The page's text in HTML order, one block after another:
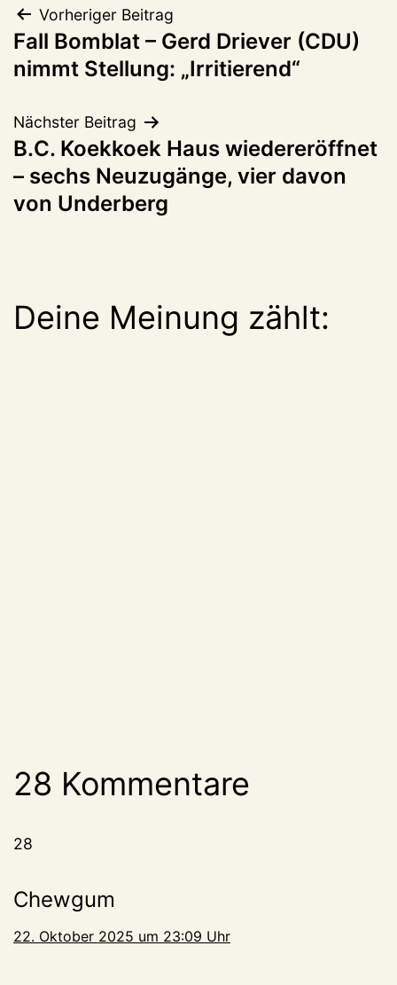
Beitragsnavigation
Vorheriger Beitrag
Fall Bomblat – Gerd Driever (CDU)
nimmt Stellung: „Irritierend“
Nächster Beitrag
B.C. Koekkoek Haus wiedereröffnet
– sechs Neuzugänge, vier davon
von Underberg
Deine Meinung zählt:
28 Kommentare
28
Chewgum
22. Oktober 2025 um 23:09 Uhr